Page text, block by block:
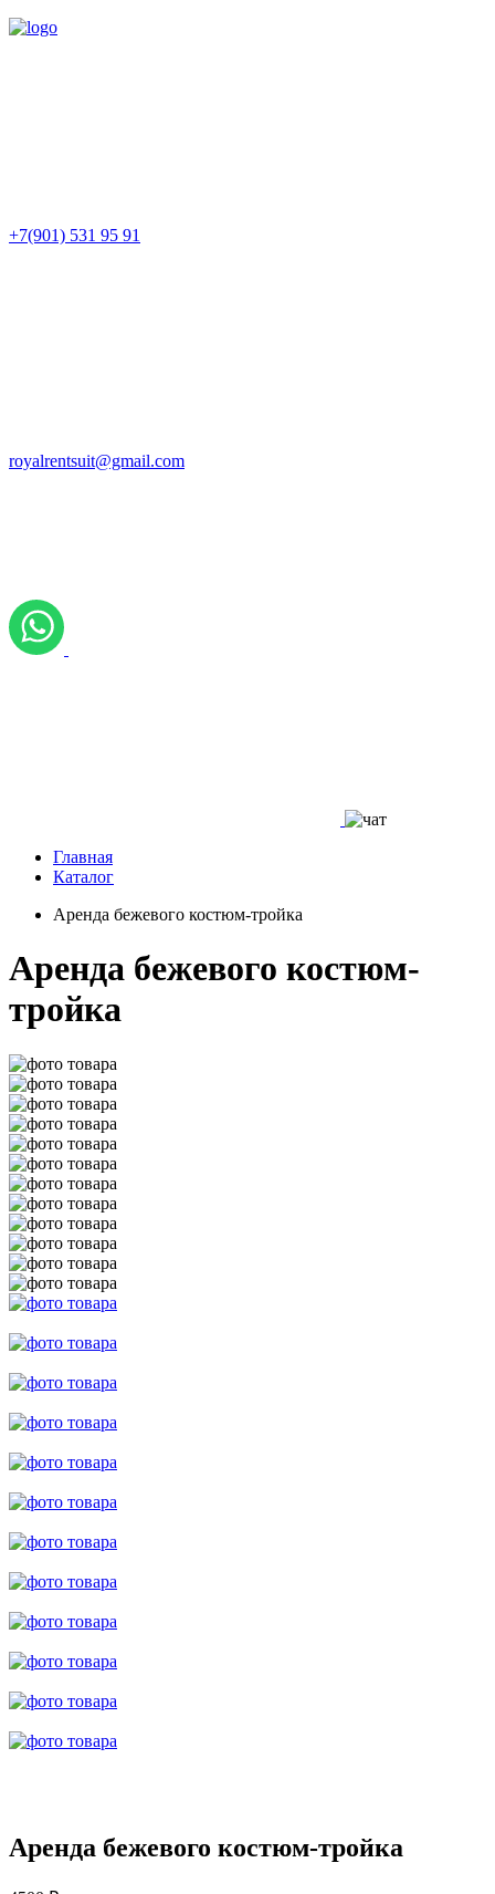
+7(901) 531 95 91
royalrentsuit@gmail.com
Главная
Каталог
Аренда бежевого костюм-тройка
Аренда бежевого костюм-
тройка
Аренда бежевого костюм-тройка